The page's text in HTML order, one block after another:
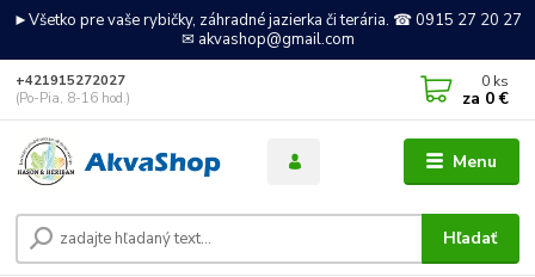
►Všetko pre vaše rybičky, záhradné jazierka či terária. ☎ 0915 27 20 27
✉ akvashop@gmail.com
Menu
Hľadať
+421915272027
(Po-Pia, 8-16 hod.)
0 ks
za 0 €